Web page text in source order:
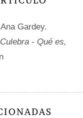
Gardey.
Culebra - Qué es,